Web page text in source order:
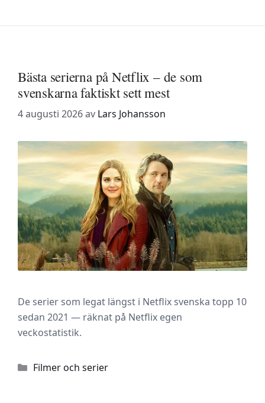
Bästa serierna på Netflix – de som
svenskarna faktiskt sett mest
4 augusti 2026av Lars Johansson
De serier som legat längst i Netflix svenska topp 10
sedan 2021 — räknat på Netflix egen
veckostatistik.
Kategorier
Filmer och serier